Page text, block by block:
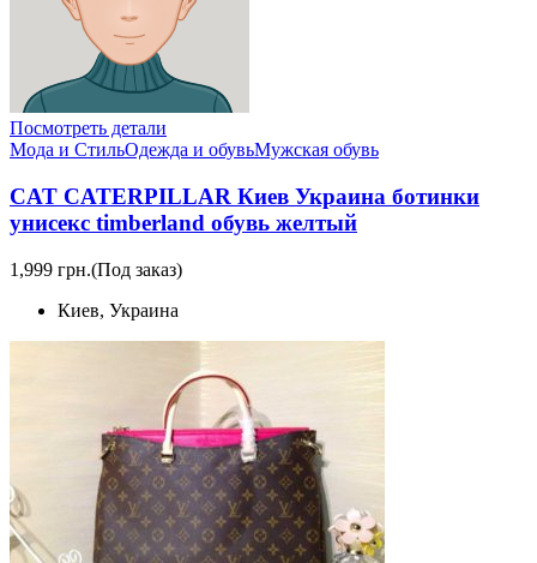
Посмотреть детали
Мода и СтильОдежда и обувьМужская обувь
CAT CATERPILLAR Киев Украина ботинки
унисекс timberland обувь желтый
1,999 грн.(Под заказ)
Киев, Украина